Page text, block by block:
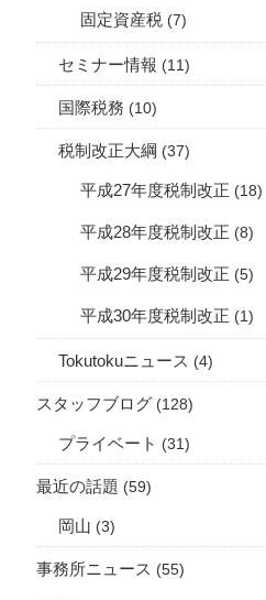
固定資産税 (7)
セミナー情報 (11)
国際税務 (10)
税制改正大綱 (37)
平成27年度税制改正 (18)
平成28年度税制改正 (8)
平成29年度税制改正 (5)
平成30年度税制改正 (1)
Tokutokuニュース (4)
スタッフブログ (128)
プライベート (31)
最近の話題 (59)
岡山 (3)
事務所ニュース (55)